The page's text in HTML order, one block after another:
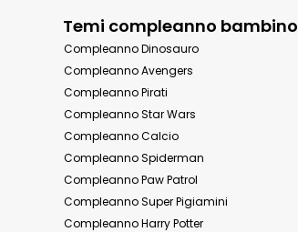
Temi compleanno bambino
Compleanno Dinosauro
Compleanno Avengers
Compleanno Pirati
Compleanno Star Wars
Compleanno Calcio
Compleanno Spiderman
Compleanno Paw Patrol
Compleanno Super Pigiamini
Compleanno Harry Potter